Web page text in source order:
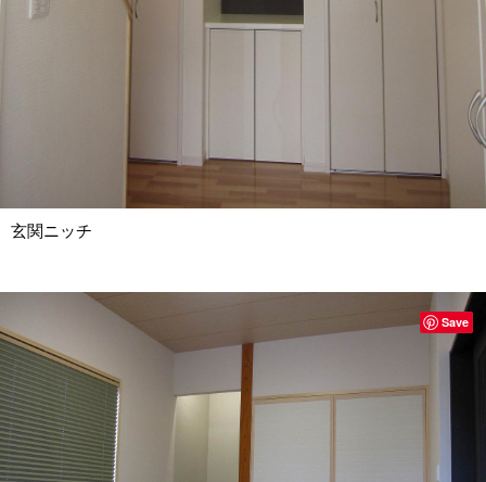
玄関ニッチ
Save